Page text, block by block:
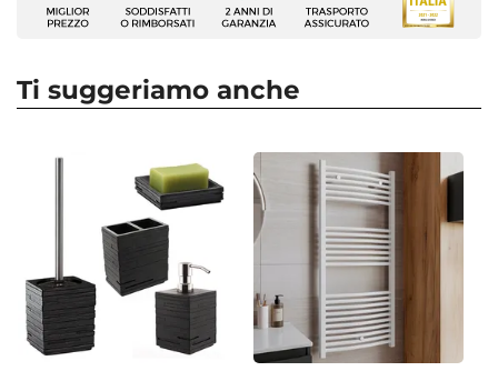
Pattumiera
Materiale
Capienza
Altezza
35,2 cm
Dimensioni
Ti suggeriamo anche